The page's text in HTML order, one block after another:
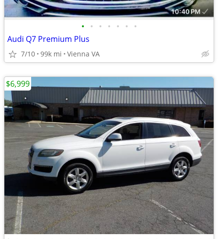
• • • • • • •
Audi Q7 Premium Plus
7/10 99k mi Vienna VA
$6,999